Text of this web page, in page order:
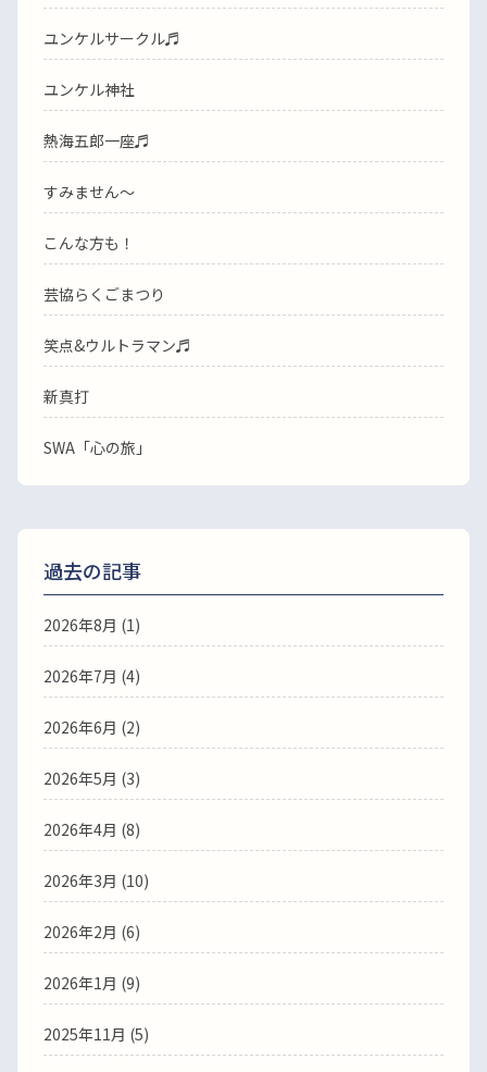
ユンケルサークル♬
ユンケル神社
熱海五郎一座♬
すみません〜
こんな方も！
芸協らくごまつり
笑点&ウルトラマン♬
新真打
SWA「心の旅」
過去の記事
2026年8月 (1)
2026年7月 (4)
2026年6月 (2)
2026年5月 (3)
2026年4月 (8)
2026年3月 (10)
2026年2月 (6)
2026年1月 (9)
2025年11月 (5)